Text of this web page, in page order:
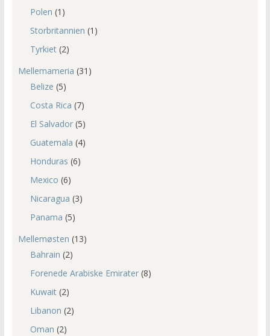
Polen (1)
Storbritannien (1)
Tyrkiet(2)
Mellemameria (31)
Belize (5)
Costa Rica (7)
El Salvador(5)
Guatemala (4)
Honduras (6)
Mexico (6)
Nicaragua (3)
Panama (5)
Mellemøsten (13)
Bahrain (2)
Forenede Arabiske Emirater(8)
Kuwait(2)
Libanon (2)
Oman (2)